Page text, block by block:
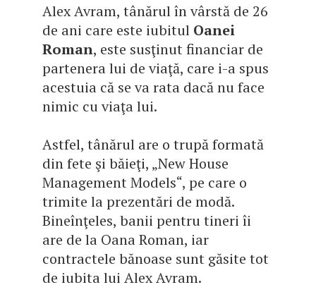
Alex Avram, tânărul în vârstă de 26
de ani care este iubitul Oanei
Roman, este susţinut financiar de
partenera lui de viaţă, care i-a spus
acestuia că se va rata dacă nu face
nimic cu viaţa lui.
Astfel, tânărul are o trupă formată
din fete şi băieţi, „New House
Management Models“, pe care o
trimite la prezentări de modă.
Bineînţeles, banii pentru tineri îi
are de la Oana Roman, iar
contractele bănoase sunt găsite tot
de iubita lui Alex Avram.